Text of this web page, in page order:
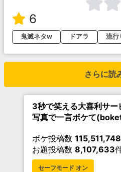
6
鬼滅ネタw
ドアラ 流行
さらに読
3秒で笑える大喜利サー
写真で一言ボケて
ボケ投稿数 115,511,748
お題投稿数 8,107,633
セーフモード オン